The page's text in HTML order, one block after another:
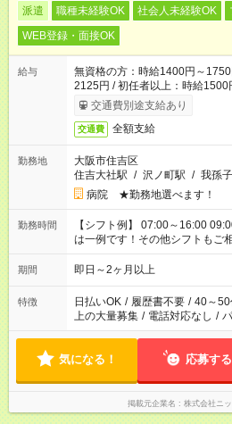
派遣 職種未経験OK 社会人未経験OK
WEB登録・面接OK
給与
無資格の方：時給1400円～
2125円 / 初任者以上：時給1500
交通費別途支給あり
交通費 全額支給
勤務地
大阪市住吉区
住吉大社駅 / 沢ノ町駅 / 我孫
病院 ★勤務地選べます！
勤務時間
【シフト例】 07:00～16:00 09:00
は一例です！その他シフトもご
期間 即日～2ヶ月以上
特徴 日払いOK / 履歴書不要 / 40～50
上の大量募集 / 電話対応なし /
気になる！ 応募する
掲載元企業名 株式会社ニ